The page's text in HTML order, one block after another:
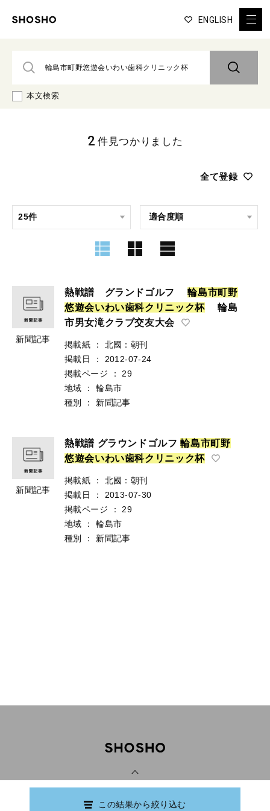
ENGLISH
本文検索
全て登録
2 件見つかりました
新聞記事
熱戦譜 グランドゴルフ輪島市町野
悠遊会いわい歯科ク リ ニ ッ ク杯輪島
市男女滝クラブ交友大会
掲載紙 ：
北國：朝刊
掲載日
：
2012-07-24
掲載ページ
：
29
地域
：
輪島市
種別
： 新聞記事
新聞記事
熱戦譜 グラウンドゴルフ輪島市町野
悠遊会いわい歯科ク リ ニ ッ ク杯
掲載紙 ：
北國：朝刊
掲載日
：
2013-07-30
掲載ページ
：
29
地域
：
輪島市
種別
： 新聞記事
この結果から絞り込む
Copyright © Ishikawa Prefectural Library.